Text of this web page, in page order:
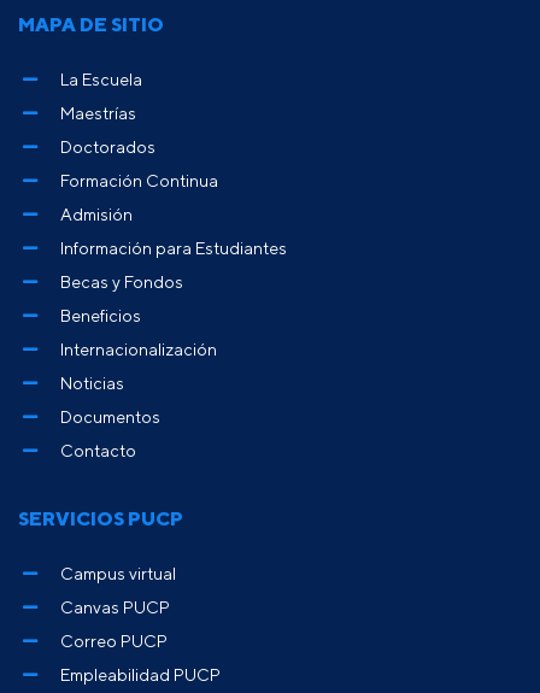
MAPA DE SITIO
La Escuela
Maestrías
Doctorados
Formación Continua
Admisión
Información para Estudiantes
Becas y Fondos
Beneficios
Internacionalización
Noticias
Documentos
Contacto
SERVICIOS PUCP
Campus virtual
Canvas PUCP
Correo PUCP
Empleabilidad PUCP